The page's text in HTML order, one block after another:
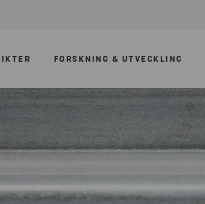
FORSKNING & UTVECKLING